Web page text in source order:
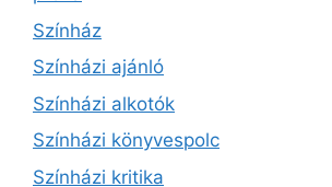
Színház
Színházi ajánló
Színházi alkotók
Színházi könyvespolc
Színházi kritika